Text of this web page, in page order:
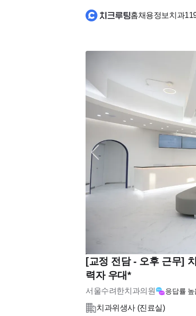
홈채용정보 치과
[교정 전담 - 오후 근무]
력자 우대*
서울수려한치과의원 응답률 높
치과위생사 (진료실)